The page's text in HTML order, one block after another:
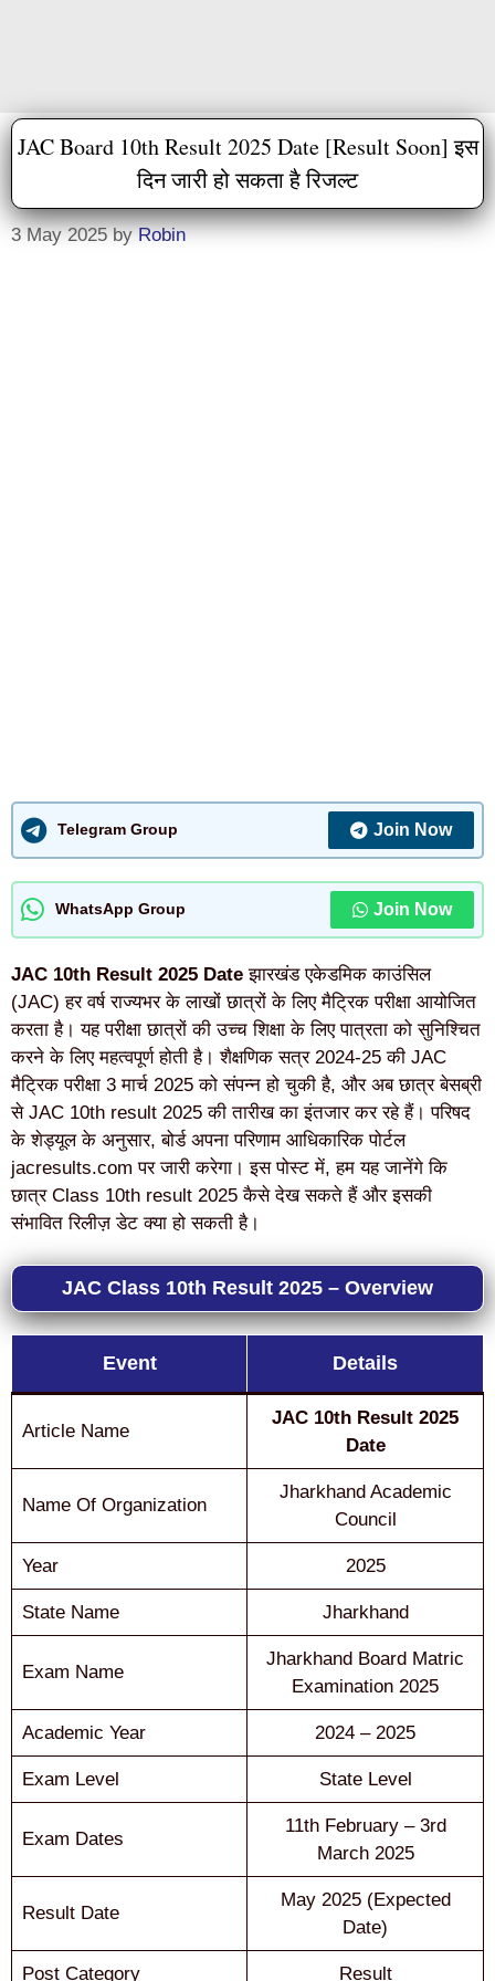
JAC Board 10th Result 2025 Date [Result Soon] इस
दिन जारी हो सकता है रिजल्ट
3 May 2025 byRobin
Telegram Group Join Now
WhatsApp Group Join Now
JAC 10th Result 2025 Date झारखंड एकेडमिक काउंसिल
(JAC) हर वर्ष राज्यभर के लाखों छात्रों के लिए मैट्रिक परीक्षा आयोजित
करता है। यह परीक्षा छात्रों की उच्च शिक्षा के लिए पात्रता को सुनिश्चित
करने के लिए महत्वपूर्ण होती है। शैक्षणिक सत्र 2024-25 की JAC
मैट्रिक परीक्षा 3 मार्च 2025 को संपन्न हो चुकी है, और अब छात्र बेसब्री
से JAC 10th result 2025 की तारीख का इंतजार कर रहे हैं। परिषद
के शेड्यूल के अनुसार, बोर्ड अपना परिणाम आधिकारिक पोर्टल
jacresults.com पर जारी करेगा। इस पोस्ट में, हम यह जानेंगे कि
छात्र Class 10th result 2025 कैसे देख सकते हैं और इसकी
संभावित रिलीज़ डेट क्या हो सकती है।
JAC Class 10th Result 2025 – Overview
Event Details
Article Name
JAC 10th Result 2025
Date
Name Of Organization
Jharkhand Academic
Council
Year 2025
State Name Jharkhand
Exam Name
Jharkhand Board Matric
Examination 2025
Academic Year 2024 – 2025
Exam Level State Level
Exam Dates
11th February – 3rd
March 2025
Result Date
May 2025 (Expected
Date)
Post Category Result